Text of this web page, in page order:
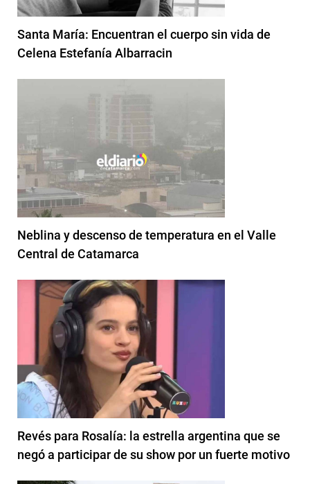
Santa María: Encuentran el cuerpo sin vida de
Celena Estefanía Albarracin
Neblina y descenso de temperatura en el Valle
Central de Catamarca
Revés para Rosalía: la estrella argentina que se
negó a participar de su show por un fuerte motivo